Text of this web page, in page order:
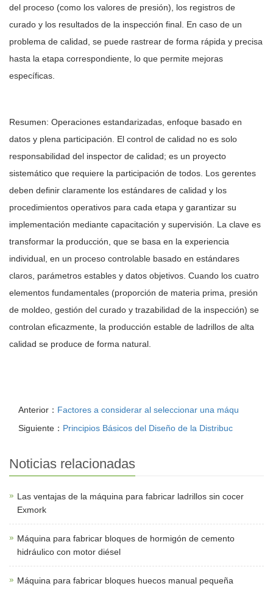
del proceso (como los valores de presión), los registros de
curado y los resultados de la inspección final. En caso de un
problema de calidad, se puede rastrear de forma rápida y precisa
hasta la etapa correspondiente, lo que permite mejoras
específicas.
Resumen: Operaciones estandarizadas, enfoque basado en
datos y plena participación. El control de calidad no es solo
responsabilidad del inspector de calidad; es un proyecto
sistemático que requiere la participación de todos. Los gerentes
deben definir claramente los estándares de calidad y los
procedimientos operativos para cada etapa y garantizar su
implementación mediante capacitación y supervisión. La clave es
transformar la producción, que se basa en la experiencia
individual, en un proceso controlable basado en estándares
claros, parámetros estables y datos objetivos. Cuando los cuatro
elementos fundamentales (proporción de materia prima, presión
de moldeo, gestión del curado y trazabilidad de la inspección) se
controlan eficazmente, la producción estable de ladrillos de alta
calidad se produce de forma natural.
Anterior： Factores a considerar al seleccionar una máqu
Siguiente： Principios Básicos del Diseño de la Distribuc
Noticias relacionadas
Las ventajas de la máquina para fabricar ladrillos sin cocer
Exmork
Máquina para fabricar bloques de hormigón de cemento
hidráulico con motor diésel
Máquina para fabricar bloques huecos manual pequeña